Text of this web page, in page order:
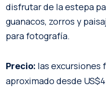
disfrutar de la estepa
guanacos, zorros y
para fotografía.
Precio: las excursiones
aproximado desde